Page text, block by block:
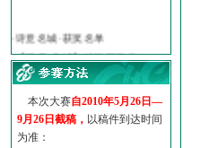
·【诗意·名城】地铁展示作...
·诗意名城·地铁时间
地铁完美呈现【诗意·名城...
参赛作品多达5000多首
“诗意·名城”晒诗会
特别通知--致广大诗词爱好...
本次大赛自2010年5月26日—
9月26日截稿， 以稿件到达时间
为准：